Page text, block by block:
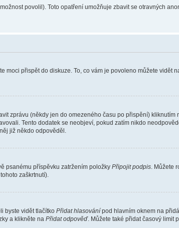
povolil). Toto opatření umožňuje zbavit se otravných
přispět do diskuze. To, co vám je povoleno můžete vidět
zprávu (někdy jen do omezeného času po přispění) kliknutím
Tento dodatek se neobjeví, pokud zatím nikdo
již někdo odpověděl.
psanému příspěvku zatržením položky Připojit podpis. Můžete
zaškrtnutí).
byste vidět tlačítko Přidat hlasování pod hlavním oknem na
a klikněte na Přidat odpověď. Můžete také přidat časový limit